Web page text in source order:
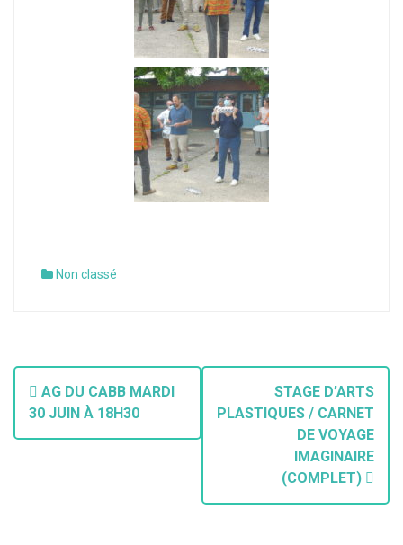
Non classé
AG DU CABB MARDI
30 JUIN À 18H30
STAGE D’ARTS
PLASTIQUES / CARNET
DE VOYAGE
IMAGINAIRE
(COMPLET)